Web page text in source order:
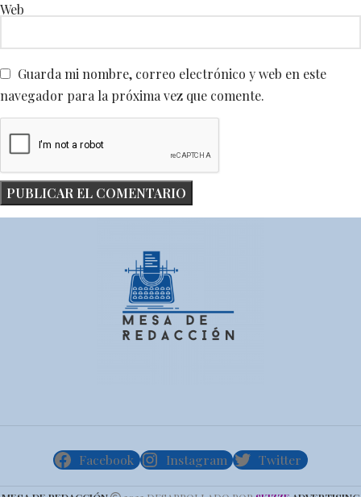
Web
Guarda mi nombre, correo electrónico y web en este
navegador para la próxima vez que comente.
Facebook Instagram Twitter